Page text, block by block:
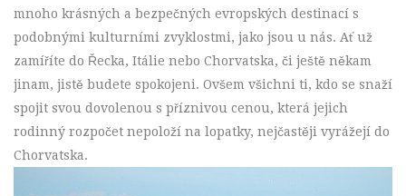
mnoho krásných a bezpečných evropských destinací s
podobnými kulturními zvyklostmi, jako jsou u nás. Ať už
zamíříte do Řecka, Itálie nebo Chorvatska, či ještě někam
jinam, jistě budete spokojeni. Ovšem všichni ti, kdo se snaží
spojit svou dovolenou s příznivou cenou, která jejich
rodinný rozpočet nepoloží na lopatky, nejčastěji vyrážejí do
Chorvatska.